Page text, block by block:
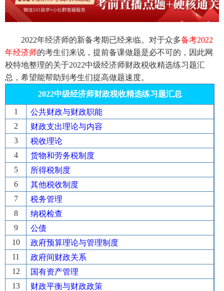
2022年经济师的新备考期已经来临。对于众多备考2022
年经济师的考生们来说，提前备课做题是必不可的，因此网
校特地整理的关于2022中级经济师财政税收精选练习题汇
总，希望能帮助到考生们提高做题速度。
2022中级经济师财政税收精选练习题汇总
1
公共财政与财政职能
2
财政支出理论与内容
3
税收理论
4
货物和劳务税制度
5
所得税制度
6
其他税收制度
7
税务管理
8
纳税检查
9
公债
10
政府预算理论与管理制度
11
政府间财政关系
12
国有资产管理
13
财政平衡与财政政策